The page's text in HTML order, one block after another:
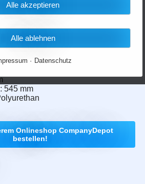
Alle akzeptieren
Alle ablehnen
Datenschutz
BF-TD
545 mm
Onlineshop CompanyDepot
bestellen!